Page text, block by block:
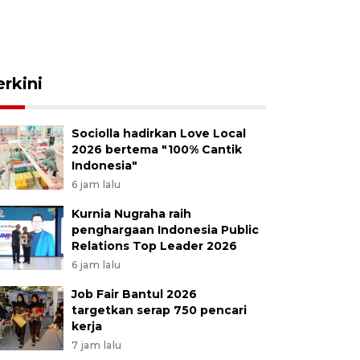
Sociolla hadirkan Love Local
2026 bertema "100% Cantik
Indonesia"
6 jam lalu
Kurnia Nugraha raih
penghargaan Indonesia Public
Relations Top Leader 2026
6 jam lalu
Job Fair Bantul 2026
targetkan serap 750 pencari
kerja
7 jam lalu